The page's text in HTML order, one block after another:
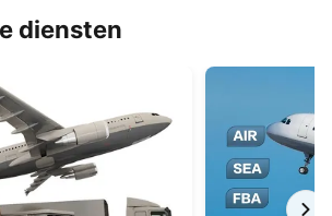
diensten